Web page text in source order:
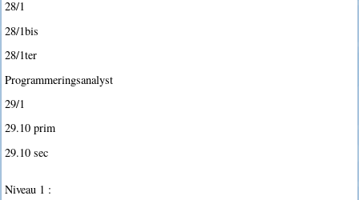
28/1
28/1bis
28/1ter
Programmeringsanalyst
29/1
29.10 prim
29.10 sec
Niveau 1 :